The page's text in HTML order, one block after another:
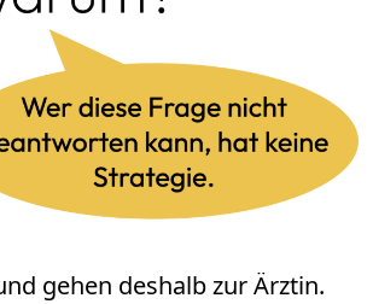
gehen deshalb zur Ärztin.